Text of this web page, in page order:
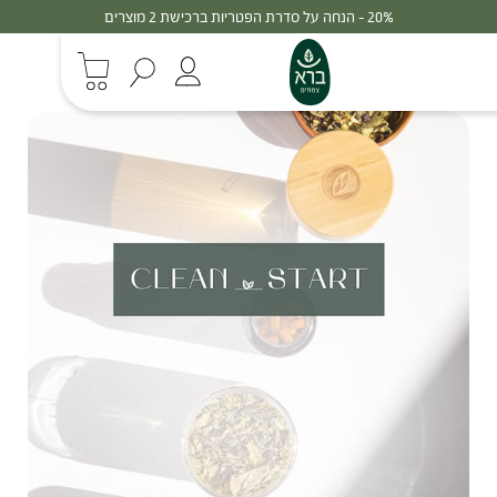
20% - הנחה על סדרת הפטריות ברכישת 2 מוצרים